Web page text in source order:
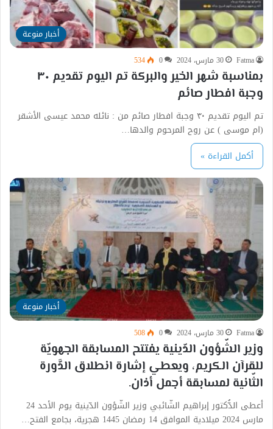
أخبار منوعة
Fatma 30 مارس، 2024 0
534
بمناسبة شهر الخير والبركة تم اليوم تقديم ٣٠
وجبة افطار صائم
تم اليوم تقديم ٣٠ وجبة افطار صائم من : نائله محمد عيسى الأشقر
(ام موسى ) عن روح المرحوم والدها…
أكمل القراءة »
أخبار منوعة
Fatma 30 مارس، 2024 0
508
وزير الشّؤون الدّينية يفتتح المسابقة الجهويّة
للقرآن الكريم، ويعطي إشارة انطلاق الدَّورة
الثّانية لمسابقة أجمل أذان.
أعطى الدُّكتور إبراهيم الشّائبي وزير الشّؤون الدّينية يوم الأحد 24
مارس 2024 ميلادية الموافق 14 رمضان 1445 هجرية، بجامع الفتح…